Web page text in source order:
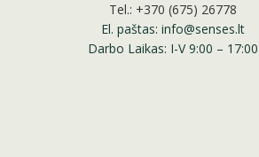
Tel.: +370 (675) 26778
El. paštas: info@senses.lt
Darbo Laikas: I-V 9:00 – 17:00